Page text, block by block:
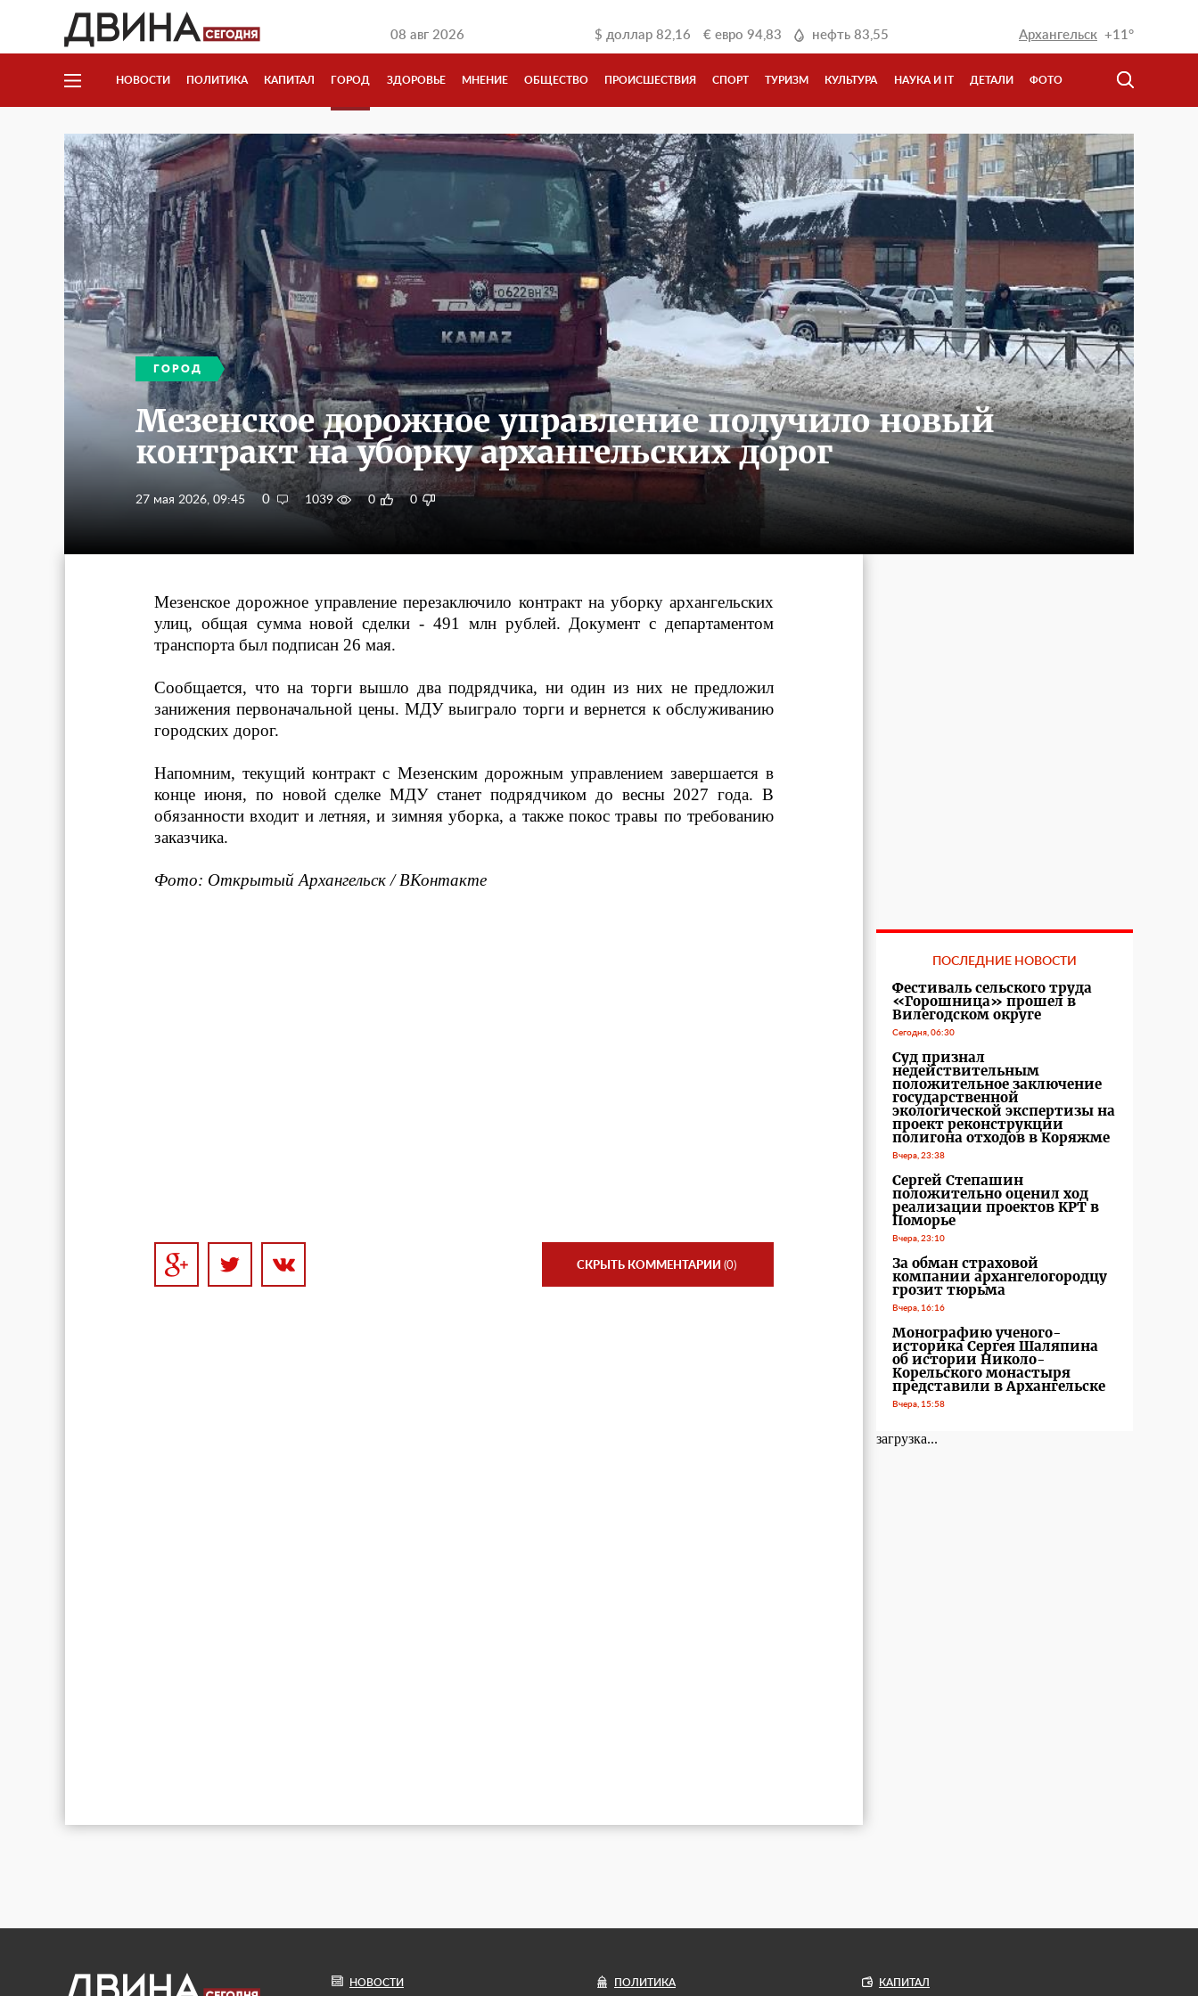
08 авг 2026 $ доллар 82,16 € евро 94,83 нефть 83,55 Архангельск +11°
НОВОСТИ ПОЛИТИКА КАПИТАЛ ГОРОД ЗДОРОВЬЕ МНЕНИЕ ОБЩЕСТВО ПРОИСШЕСТВИЯ СПОРТ ТУРИЗМ КУЛЬТУРА НАУКА И IT ДЕТАЛИ ФОТО
ГОРОД
Мезенское дорожное управление получило новый
контракт на уборку архангельских дорог
27 мая 2026, 09:45 0 1039 0 0
Мезенское дорожное управление перезаключило контракт на уборку архангельских
улиц, общая сумма новой сделки - 491 млн рублей. Документ с департаментом
транспорта был подписан 26 мая.
Сообщается, что на торги вышло два подрядчика, ни один из них не предложил
занижения первоначальной цены. МДУ выиграло торги и вернется к обслуживанию
городских дорог.
Напомним, текущий контракт с Мезенским дорожным управлением завершается в
конце июня, по новой сделке МДУ станет подрядчиком до весны 2027 года. В
обязанности входит и летняя, и зимняя уборка, а также покос травы по требованию
заказчика.
Фото: Открытый Архангельск / ВКонтакте
СКРЫТЬ КОММЕНТАРИИ (0)
ПОСЛЕДНИЕ НОВОСТИ
Фестиваль сельского труда
«Горошница» прошел в
Вилегодском округе
Сегодня, 06:30
Суд признал
недействительным
положительное заключение
государственной
экологической экспертизы на
проект реконструкции
полигона отходов в Коряжме
Вчера, 23:38
Сергей Степашин
положительно оценил ход
реализации проектов КРТ в
Поморье
Вчера, 23:10
За обман страховой
компании архангелогородцу
грозит тюрьма
Вчера, 16:16
Монографию ученого-
историка Сергея Шаляпина
об истории Николо-
Корельского монастыря
представили в Архангельске
Вчера, 15:58
загрузка...
НОВОСТИ ПОЛИТИКА КАПИТАЛ